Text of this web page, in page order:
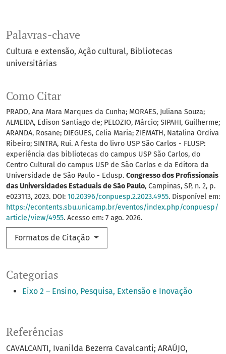
Palavras-chave
Cultura e extensão Ação cultural Bibliotecas
universitárias
Categorias
Eixo 2 – Ensino, Pesquisa, Extensão e Inovação
Como Citar
PRADO, Ana Mara Marques da Cunha; MORAES, Juliana Souza;
ALMEIDA, Edison Santiago de; PELOZIO, Márcio; SIPAHI, Guilherme;
ARANDA, Rosane; DIEGUES, Celia Maria; ZIEMATH, Natalina Ordiva
Ribeiro; SINTRA, Rui. A festa do livro USP São Carlos - FLUSP:
experiência das bibliotecas do campus USP São Carlos, do
Centro Cultural do campus USP de São Carlos e da Editora da
Universidade de São Paulo - Edusp. Congresso dos Profissionais
das Universidades Estaduais de São Paulo, Campinas, SP, n. 2, p.
e023113, 2023. DOI: 10.20396/conpuesp.2.2023.4955. Disponível em:
https://econtents.sbu.unicamp.br/eventos/index.php/conpuesp/
article/view/4955. Acesso em: 7 ago. 2026.
Formatos de Citação
Referências
CAVALCANTI, Ivanilda Bezerra Cavalcanti; ARAÚJO,